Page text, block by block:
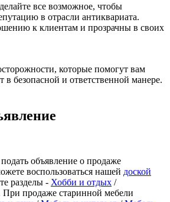
все возможное, чтобы
в отрасли антиквариата.
к клиентам и прозрачны в своих
которые помогут вам
в безопасной и ответственной манере.
объявление о продаже
воспользоваться нашей доской
разделы - Хобби и отдых /
При продаже старинной мебели